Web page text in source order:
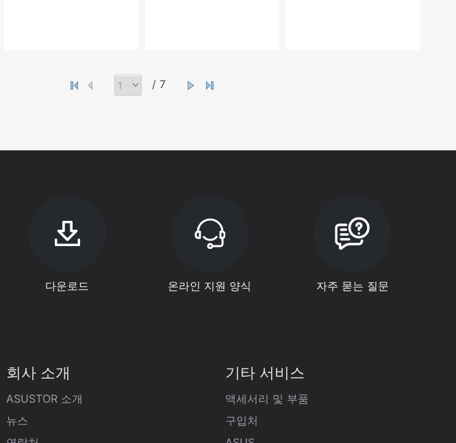
/ 7
다운로드 온라인 지원 양식 자주 묻는 질문
회사 소개
ASUSTOR 소개
뉴스
기타 서비스
액세서리 및 부품
구입처